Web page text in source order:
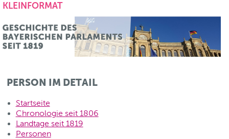
KLEINFORMAT
PERSON IM DETAIL
Startseite
Chronologie seit 1806
Landtage seit 1819
Personen